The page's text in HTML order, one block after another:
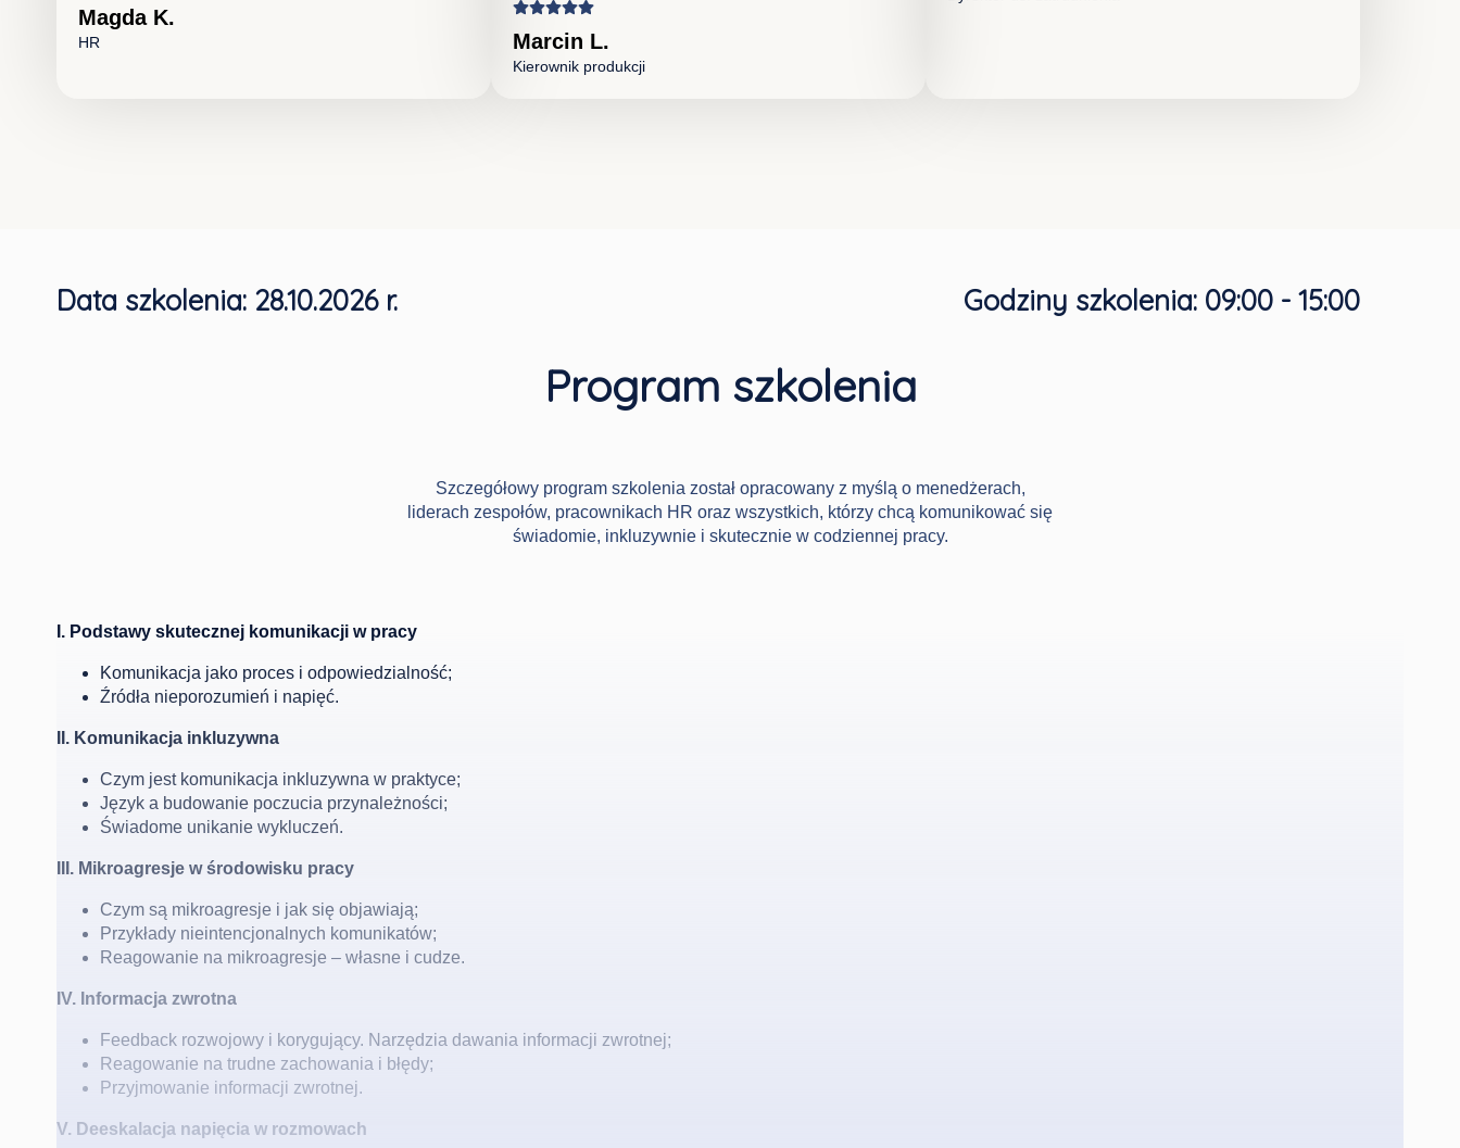
Magda K.
HR Marcin L.
Kierownik produkcji
Data szkolenia: 28.10.2026 r. Godziny szkolenia: 09:00 - 15:00
Program szkolenia
Szczegółowy program szkolenia został opracowany z myślą o menedżerach,
liderach zespołów, pracownikach HR oraz wszystkich, którzy chcą komunikować się
świadomie, inkluzywnie i skutecznie w codziennej pracy.
I. Podstawy skutecznej komunikacji w pracy
Komunikacja jako proces i odpowiedzialność;
Źródła nieporozumień i napięć.
II. Komunikacja inkluzywna
Czym jest komunikacja inkluzywna w praktyce;
Język a budowanie poczucia przynależności;
Świadome unikanie wykluczeń.
III. Mikroagresje w środowisku pracy
Czym są mikroagresje i jak się objawiają;
Przykłady nieintencjonalnych komunikatów;
Reagowanie na mikroagresje – własne i cudze.
IV. Informacja zwrotna
Feedback rozwojowy i korygujący. Narzędzia dawania informacji zwrotnej;
Reagowanie na trudne zachowania i błędy;
Przyjmowanie informacji zwrotnej.
V. Deeskalacja napięcia w rozmowach